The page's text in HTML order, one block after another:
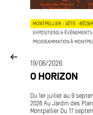
MONTPELLIER - SÈTE -
EXPOSITIONS & ÉVÉNEMENTS
PROGRAMMATION À
19/06/2026
O HORIZON
Du 1er juillet au 9
2026 Au Jardin des
Montpellier Du 17